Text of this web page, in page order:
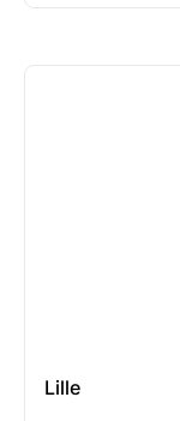
Lille